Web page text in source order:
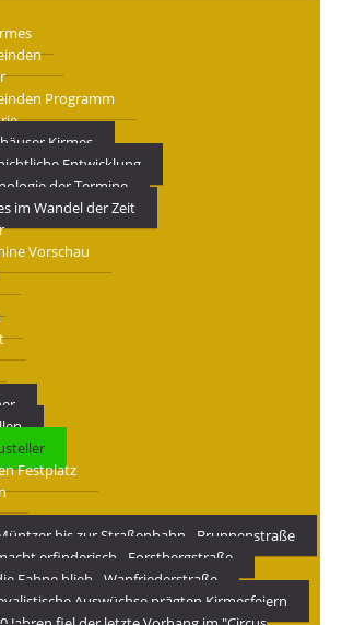
Programm
Kirmes
Entwicklung
der Termine
im Wandel der Zeit
Vorschau
Festplatz
bis zur Straßenbahn - Brunnenstraße
erfinderisch - Forstbergstraße
Fahne blieb - Wanfriederstraße
Auswüchse prägten Kirmesfeiern